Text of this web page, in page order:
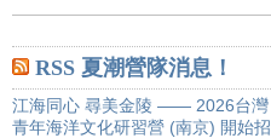
RSS 夏潮營隊消息！
江海同心 尋美金陵 —— 2026台灣
青年海洋文化研習營 (南京) 開始招